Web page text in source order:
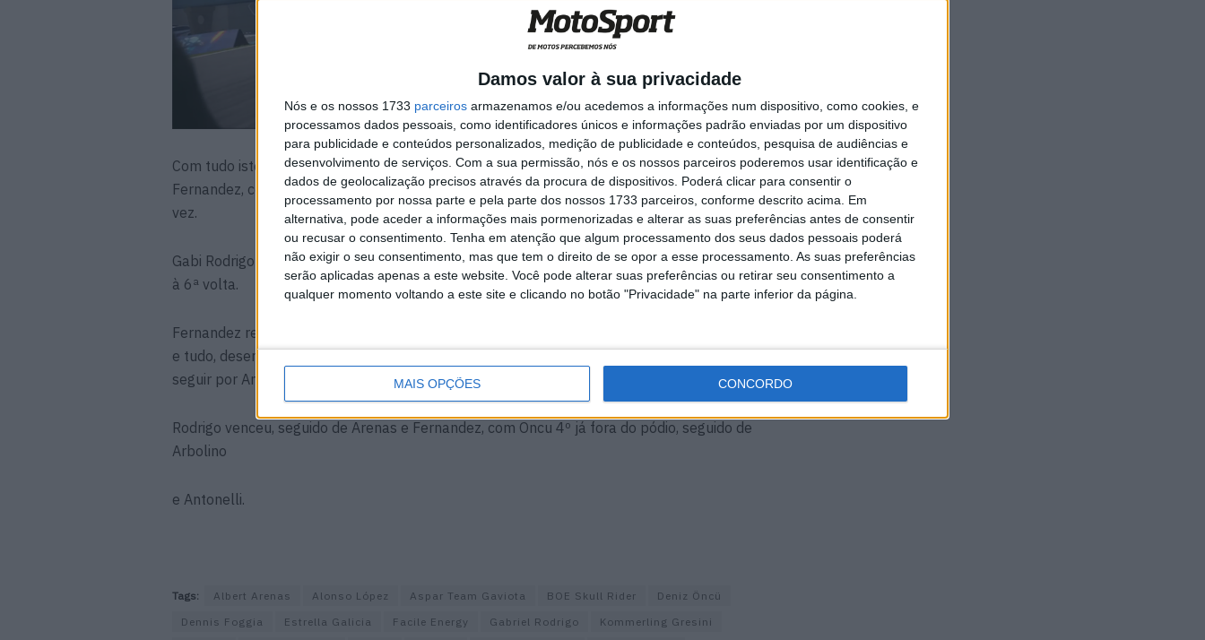
Damos valor à sua privacidade
Nós e os nossos 1733 parceiros armazenamos e/ou acedemos a informações num dispositivo, como cookies, e
processamos dados pessoais, como identificadores únicos e informações padrão enviadas por um dispositivo
para publicidade e conteúdos personalizados, medição de publicidade e conteúdos, pesquisa de audiências e
desenvolvimento de serviços. Com a sua permissão, nós e os nossos parceiros poderemos usar identificação e
dados de geolocalização precisos através da procura de dispositivos. Poderá clicar para consentir o
processamento por nossa parte e pela parte dos nossos 1733 parceiros, conforme descrito acima. Em
alternativa, pode aceder a informações mais pormenorizadas e alterar as suas preferências antes de consentir
ou recusar o consentimento. Tenha em atenção que algum processamento dos seus dados pessoais poderá
não exigir o seu consentimento, mas que tem o direito de se opor a esse processamento. As suas preferências
serão aplicadas apenas a este website. Você pode alterar suas preferências ou retirar seu consentimento a
qualquer momento voltando a este site e clicando no botão "Privacidade" na parte inferior da página.
MAIS OPÇÕES CONCORDO
Com tudo isto, chegou-se ao meio da corrida e Rodrigo tinha fechado para 0,3s de
Fernandez, com outra boa luta entre Arbolino e Lopez mais atrás e Rossi a cair, mais uma
vez.
Gabi Rodrigo meteu-se por dento de Raul Fernandez e atirou-o ao chão, passando a liderar
à 6ª volta.
Fernandez regressou em 3º, com Arenas agora 2º e uma luta titânica, com atravessadelas
e tudo, desenvolvia-se mais atrás entre Lopez e Arbolino, com Lopez a ser eliminado a
seguir por Antonelli à entrada da última volta.
Rodrigo venceu, seguido de Arenas e Fernandez, com Oncu 4º já fora do pódio, seguido de
Arbolino
e Antonelli.
Tags: Albert Arenas Alonso López Aspar Team Gaviota BOE Skull Rider
Deniz Öncü
Dennis Foggia
Estrella Galicia Facile Energy Gabriel Rodrigo
Kommerling Gresini